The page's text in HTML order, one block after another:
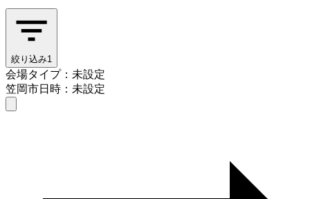
絞り込み1
会場タイプ：未設定
笠岡市日時：未設定